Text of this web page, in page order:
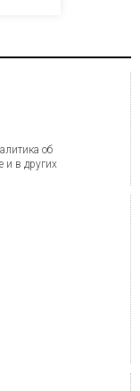
об
и в других